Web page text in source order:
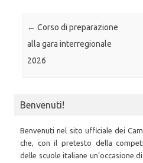
Post navigation
← Corso di preparazione
alla gara interregionale
2026
Benvenuti!
Benvenuti nel sito ufficiale dei
che, con il pretesto della
delle scuole italiane un’occasione